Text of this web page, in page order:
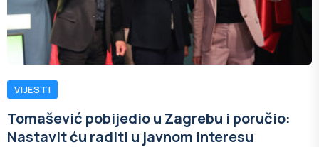
VIJESTI
Tomašević pobijedio u Zagrebu i poručio:
Nastavit ću raditi u javnom interesu